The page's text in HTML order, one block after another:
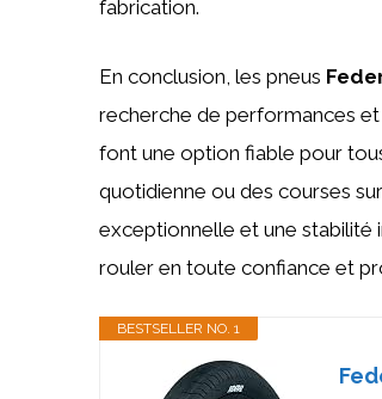
fabrication.
En conclusion, les pneus
recherche de performances
font une option fiable pour
quotidienne ou des courses
exceptionnelle et une stabilité
rouler en toute confiance et
BESTSELLER NO. 1